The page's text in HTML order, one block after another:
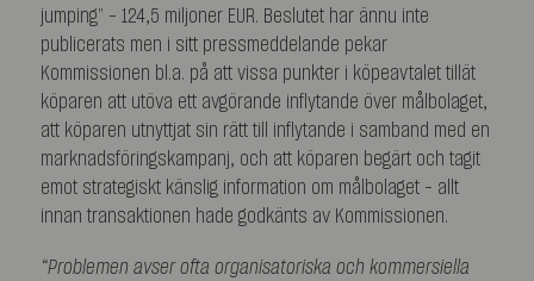
jumping” – 124,5 miljoner EUR. Beslutet har ännu inte
publicerats men i sitt pressmeddelande pekar
Kommissionen bl.a. på att vissa punkter i köpeavtalet tillät
köparen att utöva ett avgörande inflytande över målbolaget,
att köparen utnyttjat sin rätt till inflytande i samband med en
marknadsföringskampanj, och att köparen begärt och tagit
emot strategiskt känslig information om målbolaget – allt
innan transaktionen hade godkänts av Kommissionen.
“Problemen avser ofta organisatoriska och kommersiella